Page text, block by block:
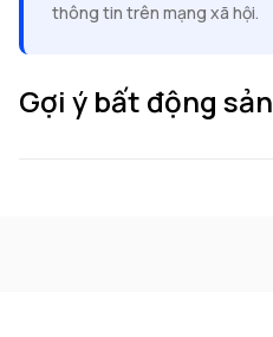
thông tin trên mạng xã hội.
Gợi ý bất động sản